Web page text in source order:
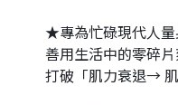
★專為忙碌現代人
善用生活中的零碎片
打破「肌力衰退→